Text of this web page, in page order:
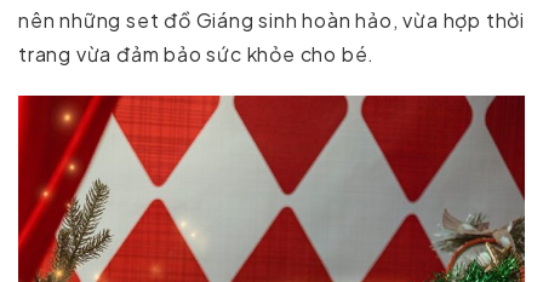
nên những set đồ Giáng sinh hoàn hảo, vừa hợp thời
trang vừa đảm bảo sức khỏe cho bé.